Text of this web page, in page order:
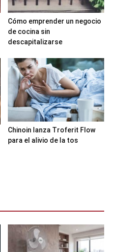
Cómo emprender un negocio
de cocina sin
descapitalizarse
Chinoin lanza Troferit Flow
para el alivio de la tos